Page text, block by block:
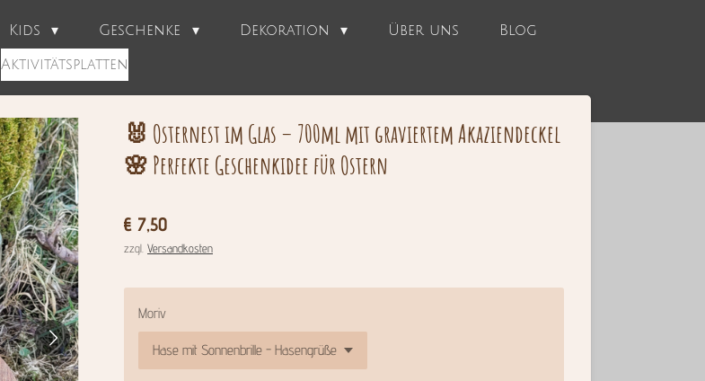
Kids Geschenke Dekoration Über uns Blog
Aktivitätsplatten
🐰 Osternest im Glas – 700ml mit graviertem Akaziendeckel
🌸 Perfekte Geschenkidee für Ostern
€ 7,50
zzgl. Versandkosten
Moriv